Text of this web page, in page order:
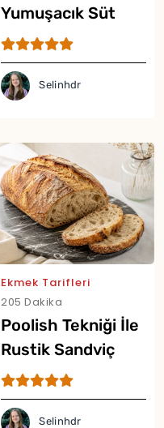
Yumuşacık Süt
Ekmeği Tarifi
Selinhdr
Ekmek Tarifleri
205 Dakika
Poolish Tekniği İle
Rustik Sandviç
Ekmeği Tarifi
Selinhdr